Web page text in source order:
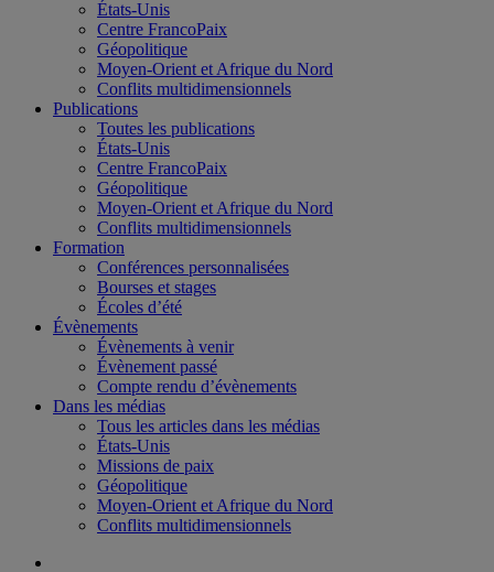
États-Unis
Centre FrancoPaix
Géopolitique
Moyen-Orient et Afrique du Nord
Conflits multidimensionnels
Publications
Toutes les publications
États-Unis
Centre FrancoPaix
Géopolitique
Moyen-Orient et Afrique du Nord
Conflits multidimensionnels
Formation
Conférences personnalisées
Bourses et stages
Écoles d’été
Évènements
Évènements à venir
Évènement passé
Compte rendu d’évènements
Dans les médias
Tous les articles dans les médias
États-Unis
Missions de paix
Géopolitique
Moyen-Orient et Afrique du Nord
Conflits multidimensionnels